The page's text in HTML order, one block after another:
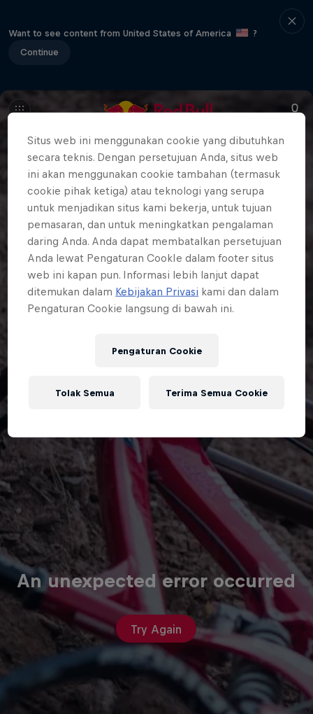
Want to see content from United States of America
?
Continue
An unexpected error occurred
Try Again
Situs web ini menggunakan cookie yang dibutuhkan
secara teknis. Dengan persetujuan Anda, situs web
ini akan menggunakan cookie tambahan (termasuk
cookie pihak ketiga) atau teknologi yang serupa
untuk menjadikan situs kami bekerja, untuk tujuan
pemasaran, dan untuk meningkatkan pengalaman
daring Anda. Anda dapat membatalkan persetujuan
Anda lewat Pengaturan CookIe dalam footer situs
web ini kapan pun. Informasi lebih lanjut dapat
ditemukan dalam Kebijakan Privasi kami dan dalam
Pengaturan Cookie langsung di bawah ini.
Pengaturan Cookie
Tolak Semua Terima Semua Cookie